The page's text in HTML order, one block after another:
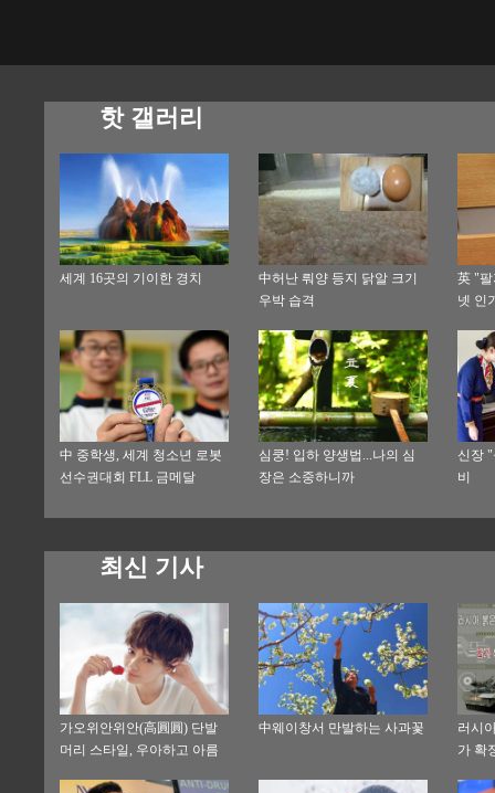
핫 갤러리
세계 16곳의 기이한 경치
中허난 뤄양 등지 닭알 크기
우박 습격
英 "
넷 인
中 중학생, 세계 청소년 로봇
선수권대회 FLL 금메달
심쿵! 입하 양생법...나의 심
장은 소중하니까
신장
비
최신 기사
가오위안위안(高圓圓) 단발
머리 스타일, 우아하고 아름
中웨이창서 만발하는 사과꽃
러시
가 확